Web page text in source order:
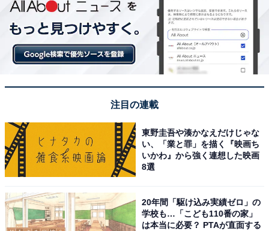
注目の連載
東野圭吾や湊かなえだけじゃな
い、「業と罪」を描く『映画ち
いかわ』から強く連想した映画
8選
20年間「駆け込み実績ゼロ」の
学校も…「こども110番の家」
は本当に必要？ PTAが直面する